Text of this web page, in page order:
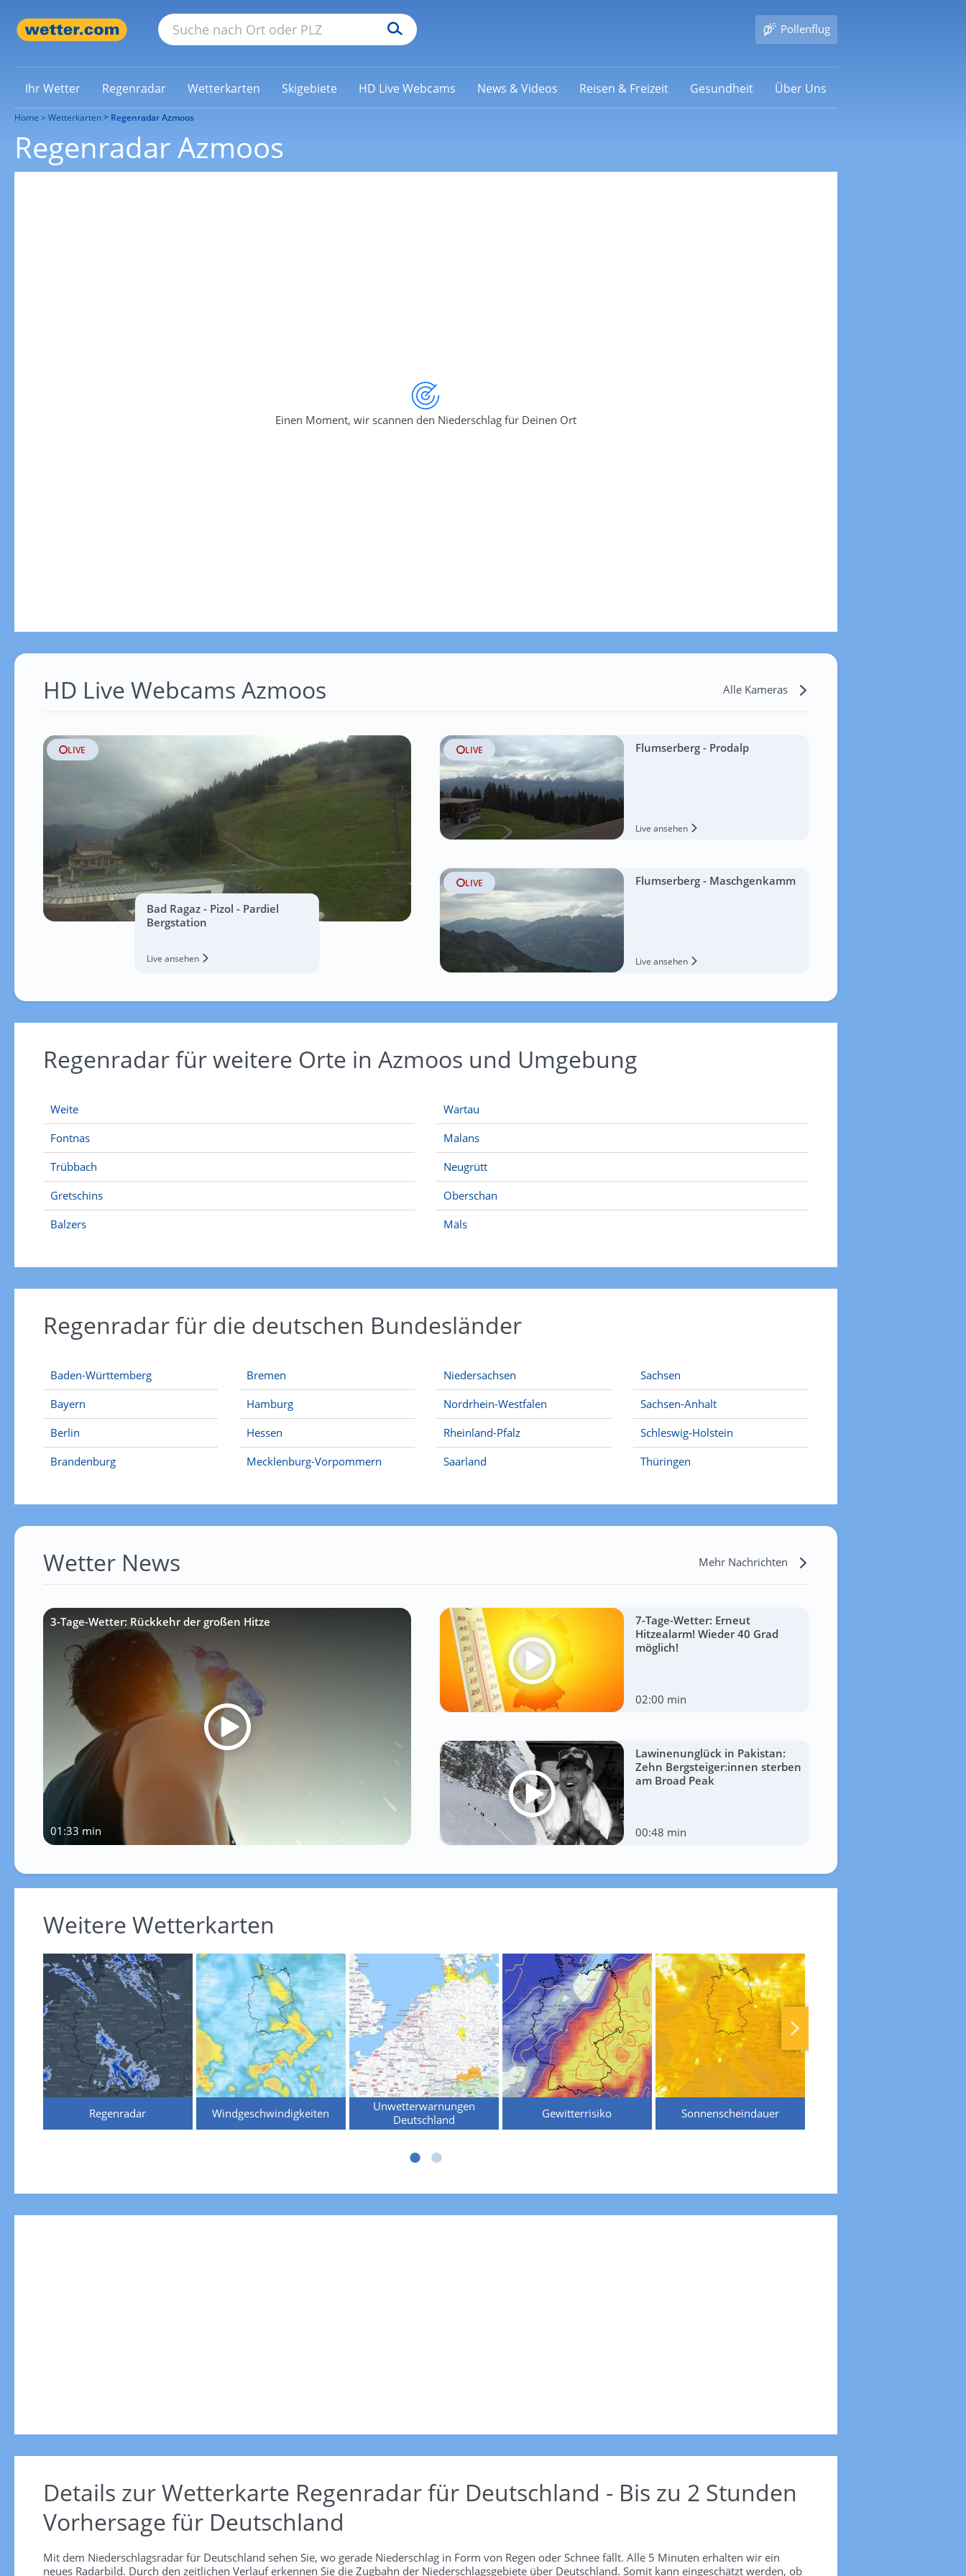
Pollenflug
Ihr Wetter Regenradar Wetterkarten Skigebiete HD Live Webcams News & Videos Reisen & Freizeit Gesundheit Über Uns
Home Wetterkarten Regenradar Azmoos
Regenradar Azmoos
Einen Moment, wir scannen den Niederschlag für Deinen Ort
HD Live Webcams Azmoos Alle Kameras
LIVE
Bad Ragaz - Pizol - Pardiel
Bergstation
Live ansehen
LIVE Flumserberg - Prodalp
Live ansehen
LIVE Flumserberg - Maschgenkamm
Live ansehen
Regenradar für weitere Orte in Azmoos und Umgebung
Weite
Fontnas
Trübbach
Gretschins
Balzers
Wartau
Malans
Neugrütt
Oberschan
Mäls
Regenradar für die deutschen Bundesländer
Baden-Württemberg
Bayern
Berlin
Brandenburg
Bremen
Hamburg
Hessen
Mecklenburg-Vorpommern
Niedersachsen
Nordrhein-Westfalen
Rheinland-Pfalz
Saarland
Sachsen
Sachsen-Anhalt
Schleswig-Holstein
Thüringen
Wetter News Mehr Nachrichten
3-Tage-Wetter: Rückkehr der großen Hitze
01:33 min
7-Tage-Wetter: Erneut
Hitzealarm! Wieder 40 Grad
möglich!
02:00 min
Lawinenunglück in Pakistan:
Zehn Bergsteiger:innen sterben
am Broad Peak
00:48 min
Weitere Wetterkarten
Regenradar Windgeschwindigkeiten
Unwetterwarnungen
Deutschland
Gewitterrisiko Sonnenscheindauer
Details zur Wetterkarte Regenradar für Deutschland - Bis zu 2 Stunden
Vorhersage für Deutschland
Mit dem Niederschlagsradar für Deutschland sehen Sie, wo gerade Niederschlag in Form von Regen oder Schnee fällt. Alle 5 Minuten erhalten wir ein
neues Radarbild. Durch den zeitlichen Verlauf erkennen Sie die Zugbahn der Niederschlagsgebiete über Deutschland. Somit kann eingeschätzt werden, ob